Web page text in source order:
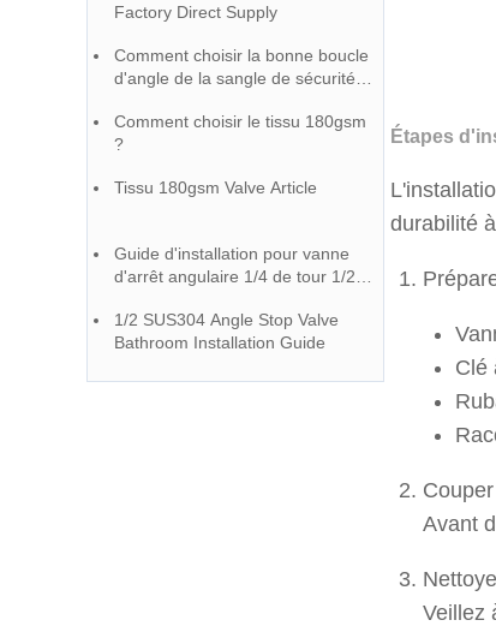
Factory Direct Supply
Comment choisir la bonne boucle
d'angle de la sangle de sécurité
usine de robinetterie chinoise
Comment choisir le tissu 180gsm
?
Tissu 180gsm Valve Article
Guide d'installation pour vanne
d'arrêt angulaire 1/4 de tour 1/2″
1/2 SUS304 Angle Stop Valve
Bathroom Installation Guide
Étapes
durabilité
Clé
Avant
Veillez